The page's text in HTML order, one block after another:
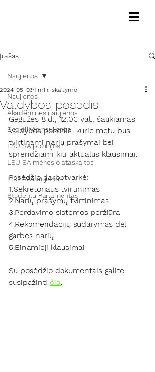
Įrašas
Naujienos
Akademinės naujienos
Socialinės naujienos
LSU SA pozicijos
LSU SA mėnesio ataskaitos
LSU SA naujienos
Studentų Parlamentas
Naujienos
Valdybos posėdis
2024-05-03 1 min. skaitymo
Gegužės 8 d., 12:00 val., šaukiamas
Valdybos posėdis, kurio metu bus
tvirtinami narių prašymai bei
sprendžiami kiti aktualūs klausimai.
Posėdžio darbotvarkė:
1.Sekretoriaus tvirtinimas
2.Narių prašymų tvirtinimas
3.Perdavimo sistemos peržiūra
4.Rekomendacijų sudarymas dėl
garbės narių
5.Einamieji klausimai
Su posėdžio dokumentais galite
susipažinti čia.